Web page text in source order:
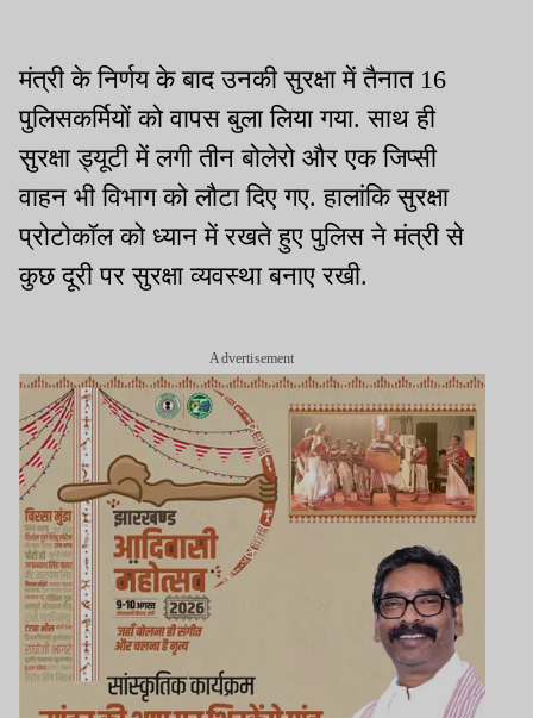
मंत्री के निर्णय के बाद उनकी सुरक्षा में तैनात 16
पुलिसकर्मियों को वापस बुला लिया गया. साथ ही
सुरक्षा ड्यूटी में लगी तीन बोलेरो और एक जिप्सी
वाहन भी विभाग को लौटा दिए गए. हालांकि सुरक्षा
प्रोटोकॉल को ध्यान में रखते हुए पुलिस ने मंत्री से
कुछ दूरी पर सुरक्षा व्यवस्था बनाए रखी.
Advertisement